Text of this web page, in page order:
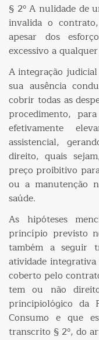
§ 2º A nulidade de
invalida o
apesar dos
excessivo a
A integração
sua ausência
cobrir todas as
procedimento,
efetivamente
assistencial,
direito, quais
preço proibitivo
ou a manutenção
saúde.
As hipóteses
princípio previsto
também a seguir
atividade
coberto pelo
tem ou não
principiológico da
Consumo e que
transcrito § 2º, do